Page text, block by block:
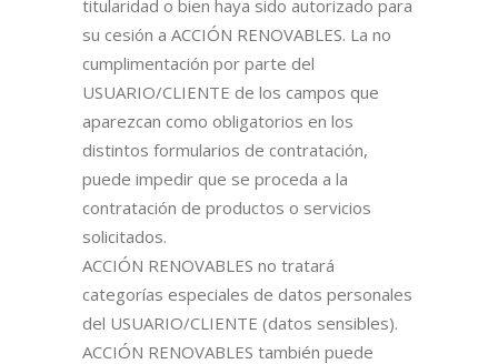
titularidad o bien haya sido autorizado para
su cesión a ACCIÓN RENOVABLES. La no
cumplimentación por parte del
USUARIO/CLIENTE de los campos que
aparezcan como obligatorios en los
distintos formularios de contratación,
puede impedir que se proceda a la
contratación de productos o servicios
solicitados.
ACCIÓN RENOVABLES no tratará
categorías especiales de datos personales
del USUARIO/CLIENTE (datos sensibles).
ACCIÓN RENOVABLES también puede